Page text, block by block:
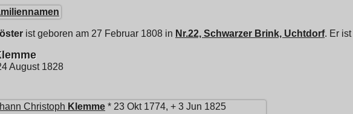
ist geboren am 27 Februar 1808 in Nr.22, Schwarzer Brink, Uchtdorf. Er
August 1828
Christoph Klemme * 23 Okt 1774, + 3 Jun 1825